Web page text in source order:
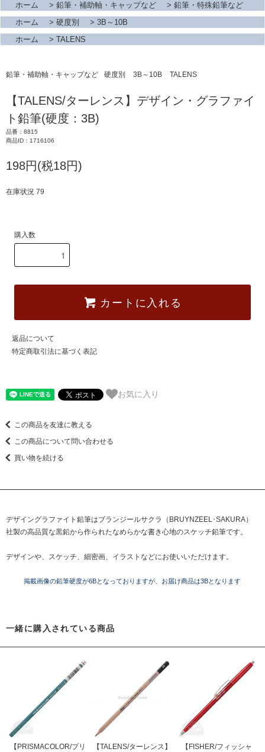
ホーム > 鉛筆・補助軸・キャップなど > 鉛筆・特殊鉛筆など
ホーム
> 硬度別 > 3B～10B
ホーム
> TALENS
鉛筆・補助軸・キャップなど 硬度別 3B～10B TALENS
【TALENS/ターレンス】デザイン・グラファイ
ト鉛筆(硬度：3B)
品番：8815
商品ID：1716106
198円(税18円)
在庫状況 79
購入数
カートに入れる
返品について
特定商取引法に基づく表記
お気に入り
この商品を友達に教える
この商品について問い合わせる
買い物を続ける
デザイングラファイト鉛筆はブランジールサクラ（BRUYNZEEL･SAKURA）
社製の高品質な黒鉛から作られたなめらかな書き心地のスケッチ鉛筆です。
デザインや、スケッチ、細密画、イラストなどにお使いいただけます。
掲載画像の鉛筆硬度が6Bとなっておりますが、お届け商品は3Bとなります
一緒に購入されている商品
【PRISMACOLOR/プリ
【TALENS/ターレンス】
【FISHER/フィッシャ